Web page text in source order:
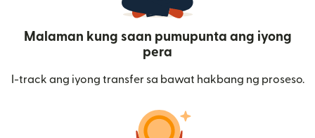
Malaman kung saan pumupunta ang iyong
pera
I-track ang iyong transfer sa bawat hakbang ng proseso.